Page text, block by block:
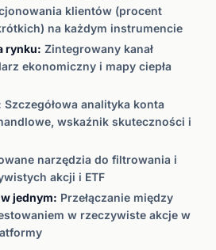
klientów (procent
na każdym instrumencie
rynku: Zintegrowany kanał
ekonomiczny i mapy ciepła
Szczegółowa analityka konta
wskaźnik skuteczności i
narzędzia do filtrowania i
akcji i ETF
jednym: Przełączanie między
w rzeczywiste akcje w